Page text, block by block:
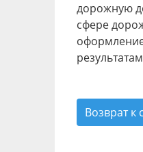
дорожную
сфере
Возврат к